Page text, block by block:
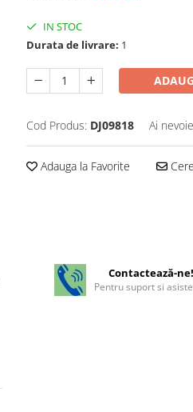
IN STOC
Durata de livrare: 1
Cod Produs: DJ09818 Ai
Adauga la Favorite
Contactează-ne!
Pentru suport si